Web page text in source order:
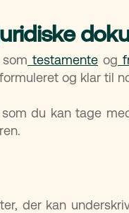
testamente og
og klar til
du kan tage
der kan